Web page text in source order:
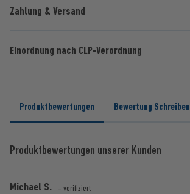
Zahlung & Versand
Einordnung nach CLP-Verordnung
Produktbewertungen Bewertung Schreiben
Produktbewertungen unserer Kunden
Michael S. - verifiziert